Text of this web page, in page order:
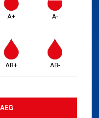
A+ A-
AB+ AB-